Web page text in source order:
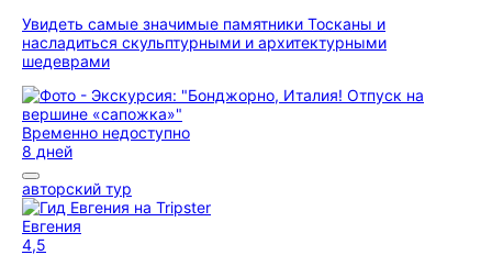
Увидеть самые значимые памятники Тосканы и
насладиться скульптурными и архитектурными
шедеврами
Временно недоступно
8 дней
авторский тур
Евгения
4,5